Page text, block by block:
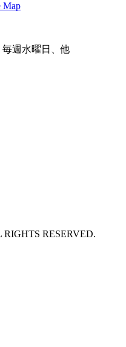
Map
毎週水曜日、他
RESERVED.